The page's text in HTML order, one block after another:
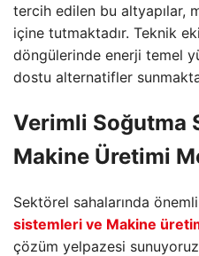
tercih edilen bu altyapılar,
içine tutmaktadır. Teknik
döngülerinde enerji temel
dostu alternatifler
Verimli Soğutma
Makine Üretimi
Sektörel sahalarında
sistemleri ve Makine
çözüm yelpazesi